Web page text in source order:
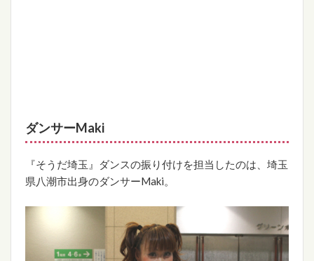
ダンサーMaki
『そうだ埼玉』ダンスの振り付けを担当したのは、埼玉
県八潮市出身のダンサーMaki。